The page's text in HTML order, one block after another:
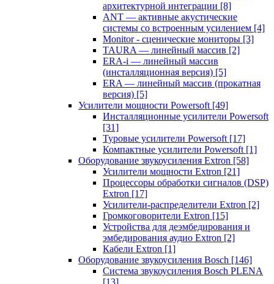
архитектурной интеграции [8]
ANT — активные акустические
системы со встроенным усилением [4]
Monitor - сценические мониторы [3]
TAURA — линейный массив [2]
ERA-i — линейный массив
(инсталляционная версия) [5]
ERA — линейный массив (прокатная
версия) [5]
Усилители мощности Powersoft [49]
Инсталляционные усилители Powersoft
[31]
Туровые усилители Powersoft [17]
Компактные усилители Powersoft [1]
Оборудование звукоусиления Extron [58]
Усилители мощности Extron [21]
Процессоры обработки сигналов (DSP)
Extron [17]
Усилители-распределители Extron [2]
Громкоговорители Extron [15]
Устройства для деэмбедирования и
эмбедирования аудио Extron [2]
Кабели Extron [1]
Оборудование звукоусиления Bosch [146]
Система звукоусиления Bosch PLENA
[13]